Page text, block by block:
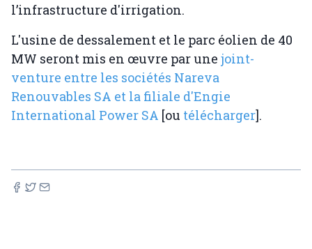
l’infrastructure d'irrigation.
L'usine de dessalement et le parc éolien de 40
MW seront mis en œuvre par une joint-
venture entre les sociétés Nareva
Renouvables SA et la filiale d'Engie
International Power SA [ou télécharger].